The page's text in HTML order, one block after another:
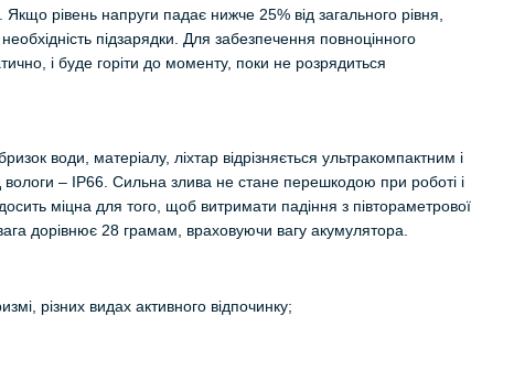
рівень напруги падає нижче 25% від загального рівня,
підзарядки. Для забезпечення повноцінного
і буде горіти до моменту, поки не розрядиться
води, матеріалу, ліхтар відрізняється ультракомпактним і
вологи – IP66. Сильна злива не стане перешкодою при роботі і
міцна для того, щоб витримати падіння з півтораметрової
дорівнює 28 грамам, враховуючи вагу акумулятора.
різних видах активного відпочинку;